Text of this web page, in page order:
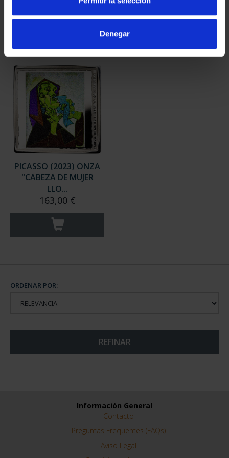
Denegar
PICASSO (2023) ONZA
"CABEZA DE MUJER
LLO...
163,00 €
ORDENAR POR:
REFINAR
Información General
Contacto
Preguntas Frequentes (FAQs)
Aviso Legal